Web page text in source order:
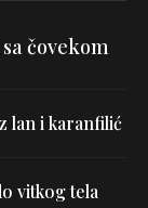
čovekom
lan i karanfilić
vitkog tela